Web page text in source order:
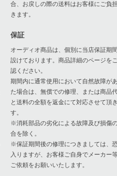
合、お戻しの際の送料はお客様にご負
きます。
保証
オーディオ商品は、個別に当店保証期
設けております。商品詳細のページを
認ください。
期間内に通常使用において自然故障が
た場合は、無償での修理、または商品
と送料の全額を返金にて対応させて頂
す。
※消耗部品の劣化による故障及び損傷
合を除く。
※保証期間後の修理につきましては、
入りますが、お客様ご自身でメーカー
ご依頼をお願いいたします。